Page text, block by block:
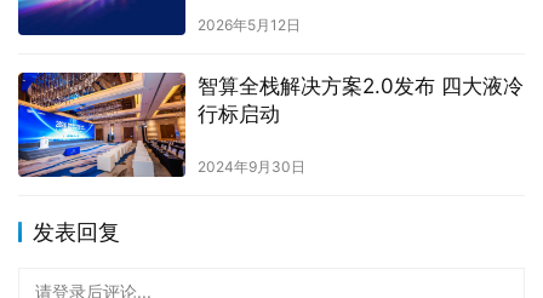
2026年5月12日
智算全栈解决方案2.0发布 四大液冷
行标启动
2024年9月30日
发表回复
请登录后评论...